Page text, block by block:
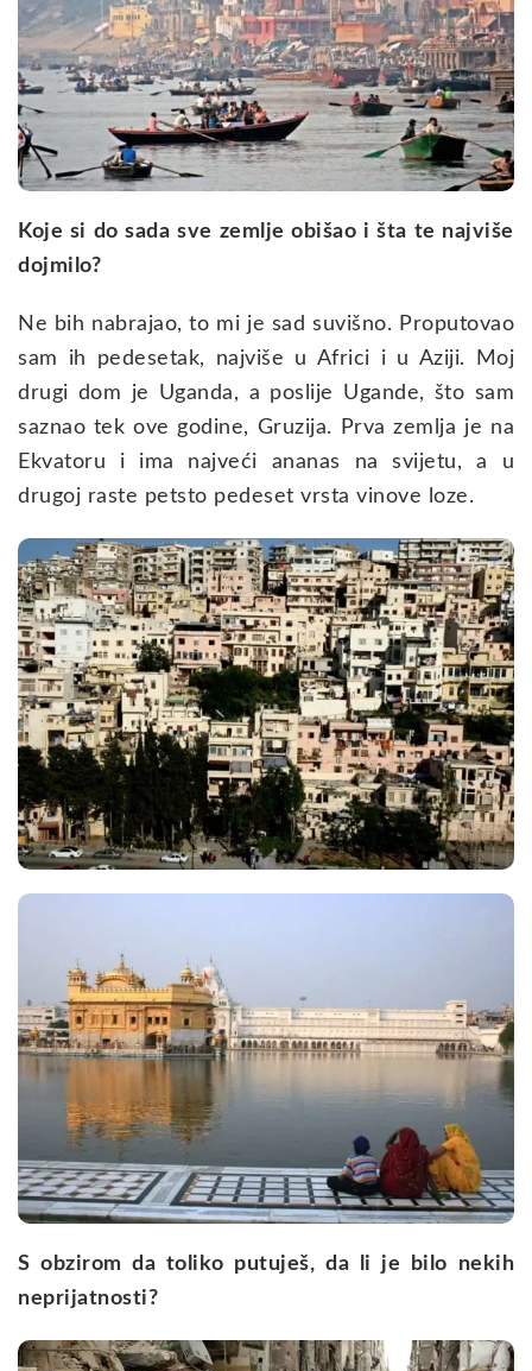
Koje si do sada sve zemlje obišao i šta te najviše
dojmilo?
Ne bih nabrajao, to mi je sad suvišno. Proputovao
sam ih pedesetak, najviše u Africi i u Aziji. Moj
drugi dom je Uganda, a poslije Ugande, što sam
saznao tek ove godine, Gruzija. Prva zemlja je na
Ekvatoru i ima najveći ananas na svijetu, a u
drugoj raste petsto pedeset vrsta vinove loze.
S obzirom da toliko putuješ, da li je bilo nekih
neprijatnosti?